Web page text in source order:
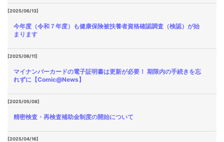
[2025/06/13]
今年度（令和７年度）も健康保険被扶養者資格確認調査（検認）が始
まります
[2025/06/11]
マイナンバーカードの電子証明書は更新が必要！ 期限内の手続きを忘
れずに【Comic@News】
[2025/05/08]
精密検査・再検査補助金制度の開始について
[2025/04/16]